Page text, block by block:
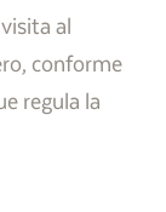
al
conforme
regula la